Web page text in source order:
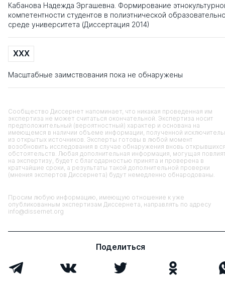
Кабанова Надежда Эргашевна. Формирование
компетентности студентов в полиэтнической
среде университета (Диссертация 2014)
XXX
Масштабные заимствования пока не обнаружены
Сообщество Диссернет напоминает, что никакая проведенная им
экспертиза не может считаться окончательной. Экспертиза носит
предположительный (вероятностный) характер и основана на
имеющемся в наличии объеме информации, полученной
из открытых источников. Эксперты готовы в любой момент
возобновить исследования в случае обнаружения вновь
обстоятельств. Любая дополнительная информация, могущая
на экспертизу, будет с благодарностью принята и проверена в
кратчайшие сроки, а результаты такой дополнительной проверки
(мнения экспертов Диссернета) будут немедленно обнародованы.
Просим любую информацию, имеющую отношение к уже
опубликованным экспертизам Диссернета, направлять по адресу
info@dissernet.org
Поделиться